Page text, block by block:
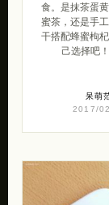
食。是抹茶蛋
蜜茶，还是手
干搭配蜂蜜枸
己选择吧
呆萌
2017/